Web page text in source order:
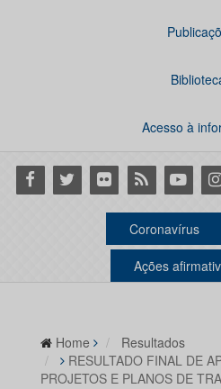
Acesso à
Facebook
Twitter Flickr RSS Youtube
Coronavírus
Ações
Home
Resultados
RESULTADO FINAL DE
PROJETOS E PLANOS DE